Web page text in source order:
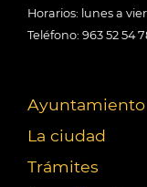
Horarios: lunes a
Teléfono: 963 52 54
Ayuntamiento
La ciudad
Trámites